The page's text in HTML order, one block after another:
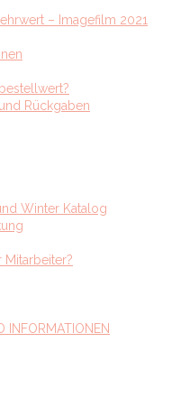
– Imagefilm 2021
Rückgaben
Winter Katalog
Mitarbeiter?
INFORMATIONEN